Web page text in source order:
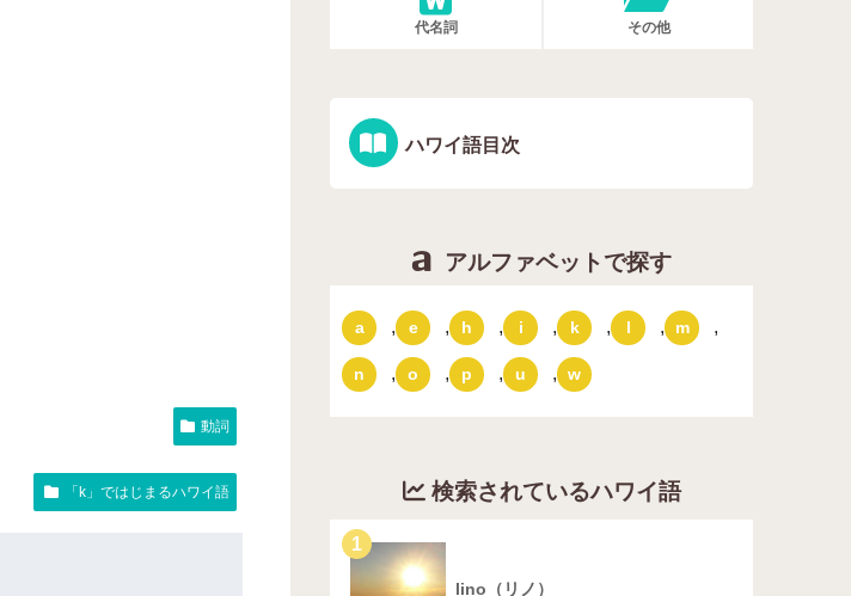
動詞
「k」ではじまるハワイ語
代名詞 その他
ハワイ語目次
アルファベットで探す
a , e , h , i , k , l , m ,
n , o , p , u , w
検索されているハワイ語
1
lino（リノ）